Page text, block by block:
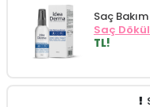
Saç
Saç
TL!